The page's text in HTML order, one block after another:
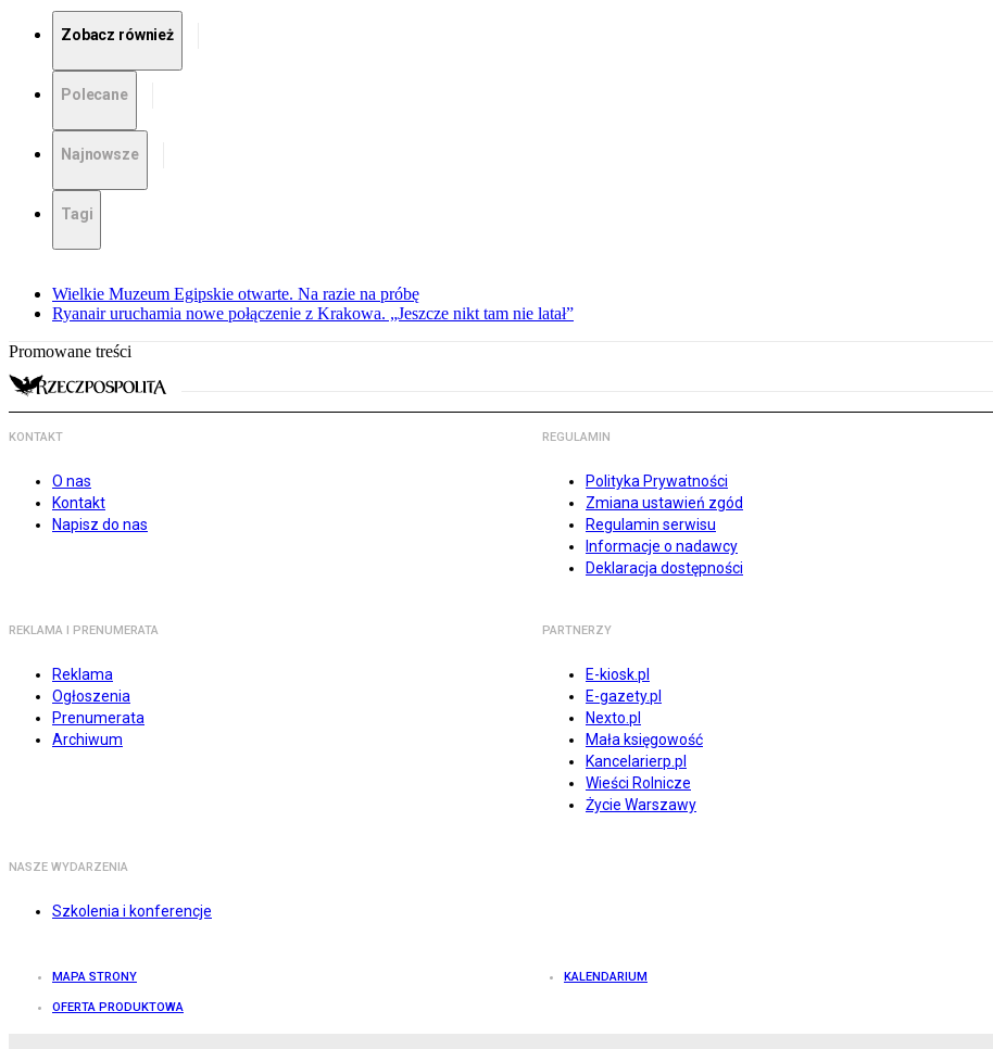
Zobacz również
Polecane
Najnowsze
Tagi
Wielkie Muzeum Egipskie otwarte. Na razie na próbę
Ryanair uruchamia nowe połączenie z Krakowa. „Jeszcze nikt tam nie latał”
Promowane treści
KONTAKT
O nas
Kontakt
Napisz do nas
REGULAMIN
Polityka Prywatności
Zmiana ustawień zgód
Regulamin serwisu
Informacje o nadawcy
Deklaracja dostępności
REKLAMA I PRENUMERATA
Reklama
Ogłoszenia
Prenumerata
Archiwum
PARTNERZY
E-kiosk.pl
E-gazety.pl
Nexto.pl
Mała księgowość
Kancelarierp.pl
Wieści Rolnicze
Życie Warszawy
NASZE WYDARZENIA
Szkolenia i konferencje
MAPA STRONY KALENDARIUM
OFERTA PRODUKTOWA